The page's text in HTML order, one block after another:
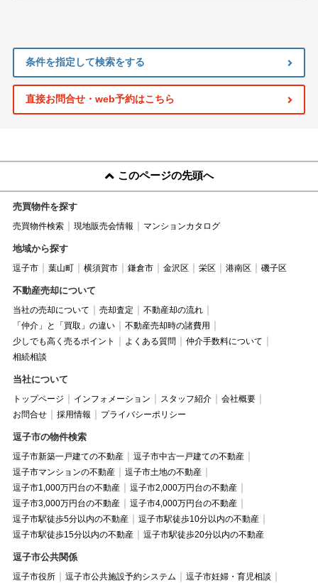
条件を指定して検索をする
直接お問合せ・web予約はこちら
このページの先頭へ
売買物件を探す
売買物件検索 現地販売会情報 マンションカタログ
地域から探す
逗子市 葉山町 横須賀市 鎌倉市 金沢区 栄区 港南区 磯子区
不動産売却について
当社の売却について 売却査定
不動産却の流れ
「仲介」と「買取」の違い
不動産売却時の諸費用
少しでも高く売るポイント
よくある質問
仲介手数料について
相続相談
当社について
トップページ インフォメーション スタッフ紹介
会社概要
お問合せ
採用情報 プライバシーポリシー
逗子市の物件検索
逗子市新築一戸建ての不動産
逗子市中古一戸建ての不動産
逗子市マンションの不動産
逗子市土地の不動産
逗子市1,000万円台の不動産
逗子市2,000万円台の不動産
逗子市3,000万円台の不動産
逗子市4,000万円台の不動産
逗子市駅徒歩5分以内の不動産
逗子市駅徒歩10分以内の不動産
逗子市駅徒歩15分以内の不動産
逗子市駅徒歩20分以内の不動産
逗子市公共関係
逗子市役所 逗子市公共施設予約システム
逗子市妊婦・育児相談